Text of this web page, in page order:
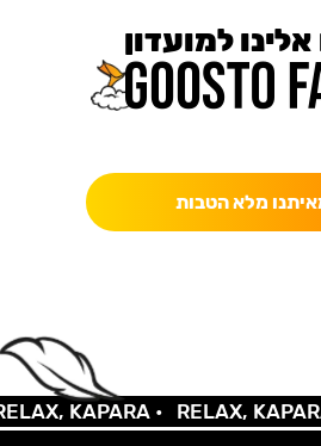
למועדון
מלא הטבות
KAPARA • RELAX, KAPARA